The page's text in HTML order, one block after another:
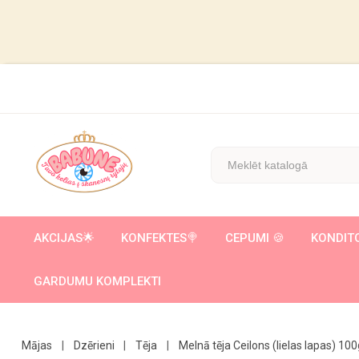
AKCIJAS🌟 KONFEKTES🍭 CEPUMI 🍪
GARDUMU KOMPLEKTI
Mājas Dzērieni Tēja Melnā tēja Ceilons (lielas lapas)